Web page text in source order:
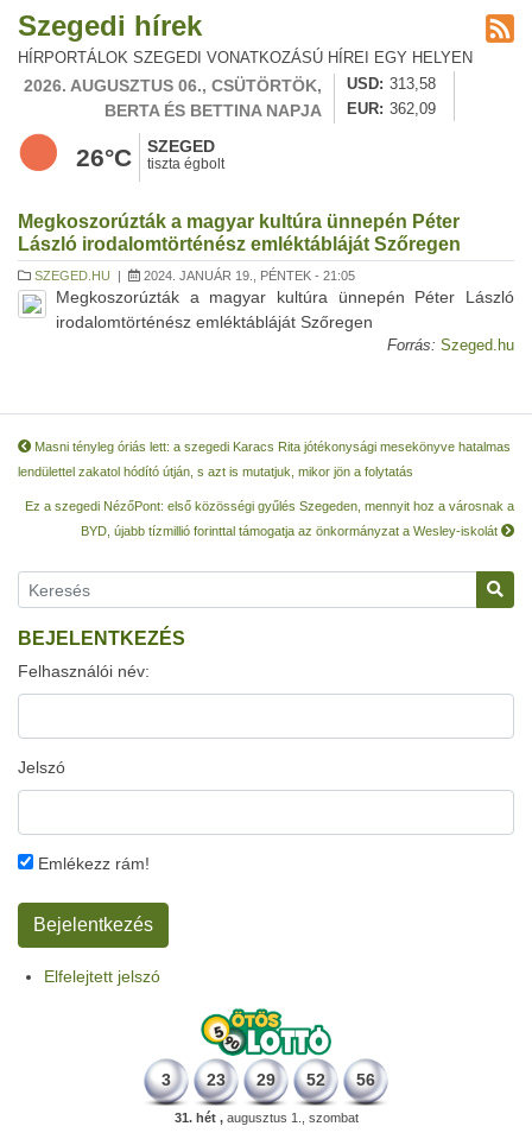
Szegedi hírek
HÍRPORTÁLOK SZEGEDI VONATKOZÁSÚ HÍREI EGY HELYEN
2026. AUGUSZTUS 06., CSÜTÖRTÖK,
BERTA ÉS BETTINA NAPJA
USD
313,58
EUR
362,09
26°C SZEGED
tiszta égbolt
Megkoszorúzták a magyar kultúra ünnepén Péter
László irodalomtörténész emléktábláját Szőregen
SZEGED.HU | 2024. JANUÁR 19., PÉNTEK - 21:05
Megkoszorúzták a magyar kultúra ünnepén Péter László
irodalomtörténész emléktábláját Szőregen
Forrás: Szeged.hu
Masni tényleg óriás lett: a szegedi Karacs Rita jótékonysági mesekönyve hatalmas
lendülettel zakatol hódító útján, s azt is mutatjuk, mikor jön a folytatás
Ez a szegedi NézőPont: első közösségi gyűlés Szegeden, mennyit hoz a városnak a
BYD, újabb tízmillió forinttal támogatja az önkormányzat a Wesley-iskolát
BEJELENTKEZÉS
Felhasználói név:
Jelszó
Emlékezz rám!
Elfelejtett jelszó
3 23 29 52 56
31. hét ,augusztus 1., szombat